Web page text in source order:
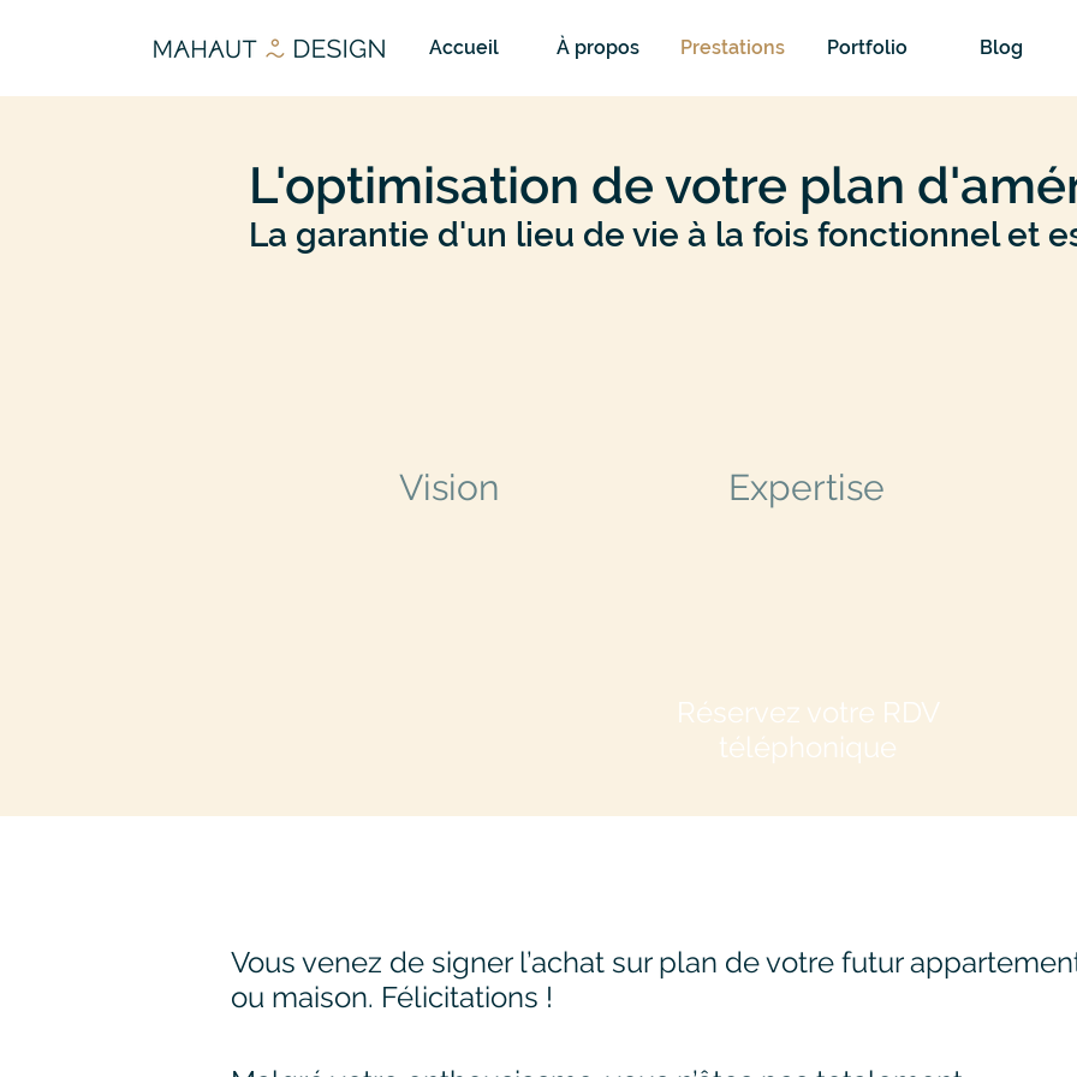
Accueil À propos Prestations Portfolio Blog
L'optimisation de votre plan
La garantie d'un lieu de vie à la fois fonctionnel et
Vision Expertise
Réservez votre RDV
téléphonique
Vous venez de signer l’achat sur plan de votre futur
ou maison. Félicitations !